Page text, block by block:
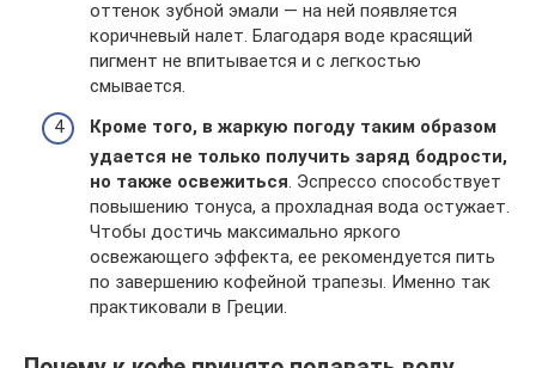
оттенок зубной эмали — на ней появляется
коричневый налет. Благодаря воде красящий
пигмент не впитывается и с легкостью
смывается.
Кроме того, в жаркую погоду таким образом
удается не только получить заряд бодрости,
но также освежиться. Эспрессо способствует
повышению тонуса, а прохладная вода остужает.
Чтобы достичь максимально яркого
освежающего эффекта, ее рекомендуется пить
по завершению кофейной трапезы. Именно так
практиковали в Греции.